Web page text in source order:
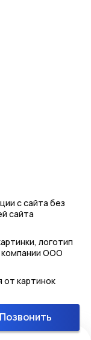
с сайта без
сайта
логотип
ООО
от картинок
Позвонить